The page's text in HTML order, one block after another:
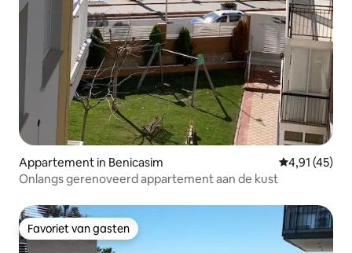
Appartement in Benicasim Gemiddelde
4,91 (45)
Onlangs gerenoveerd appartement aan de kust
Favoriet van gasten
Favoriet van gasten